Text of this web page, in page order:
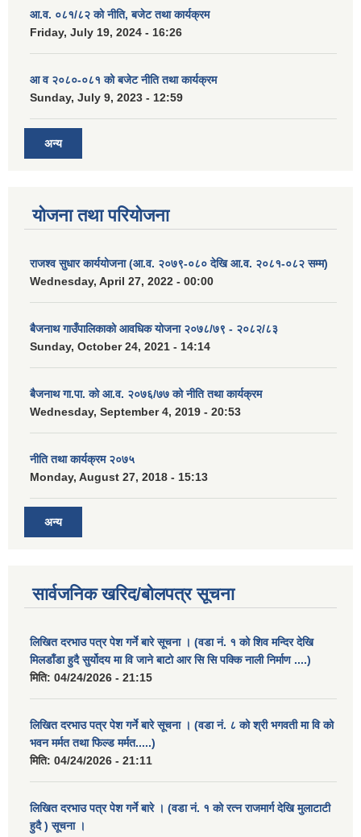
आ.व. ०८१/८२ को नीति, बजेट तथा कार्यक्रम
Friday, July 19, 2024 - 16:26
आ व २०८०-०८१ को बजेट नीति तथा कार्यक्रम
Sunday, July 9, 2023 - 12:59
अन्य
योजना तथा परियोजना
राजश्व सुधार कार्ययोजना (आ.व. २०७९-०८० देखि आ.व. २०८१-०८२ सम्म)
Wednesday, April 27, 2022 - 00:00
बैजनाथ गाउँपालिकाको आवधिक योजना २०७८/७९ - २०८२/८३
Sunday, October 24, 2021 - 14:14
बैजनाथ गा.पा. को आ.व. २०७६/७७ को नीति तथा कार्यक्रम
Wednesday, September 4, 2019 - 20:53
नीति तथा कार्यक्रम २०७५
Monday, August 27, 2018 - 15:13
अन्य
सार्वजनिक खरिद/बोलपत्र सूचना
लिखित दरभाउ पत्र पेश गर्ने बारे सूचना । (वडा नं. १ को शिव मन्दिर देखि
मिलडाँडा हुदै सुर्योदय मा वि जाने बाटो आर सि सि पक्कि नाली निर्माण ....)
मिति: 04/24/2026 - 21:15
लिखित दरभाउ पत्र पेश गर्ने बारे सूचना । (वडा नं. ८ को श्री भगवती मा वि को
भवन मर्मत तथा फिल्ड मर्मत.....)
मिति: 04/24/2026 - 21:11
लिखित दरभाउ पत्र पेश गर्ने बारे । (वडा नं. १ को रत्न राजमार्ग देखि मुलाटाटी
हुदै ) सूचना ।